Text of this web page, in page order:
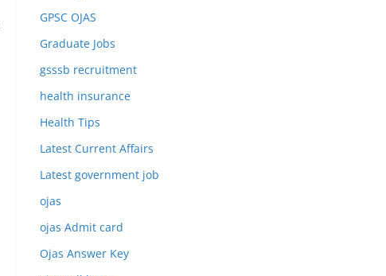
GPSC OJAS
Graduate Jobs
gsssb recruitment
health insurance
Health Tips
Latest Current Affairs
Latest government job
ojas
ojas Admit card
Ojas Answer Key